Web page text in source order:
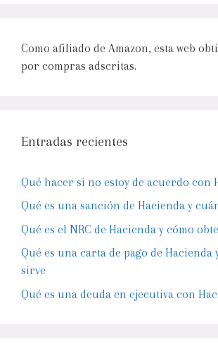
Como afiliado de Amazon, esta web
por compras adscritas.
Entradas recientes
Qué hacer si no estoy de acuerdo con
Qué es una sanción de Hacienda y
Qué es el NRC de Hacienda y cómo
Qué es una carta de pago de Hacienda
sirve
Qué es una deuda en ejecutiva con